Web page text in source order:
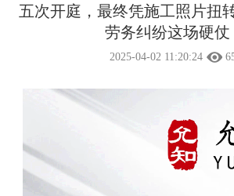
五次开庭，最终凭施工照片扭
劳务纠纷这场硬仗
2025-04-02 11:20:24